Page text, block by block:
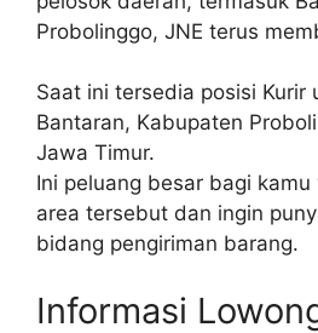
Probolinggo, JNE terus
Saat ini tersedia posisi Kurir
Bantaran, Kabupaten
Jawa Timur.
Ini peluang besar bagi
area tersebut dan ingin
bidang pengiriman barang.
Informasi